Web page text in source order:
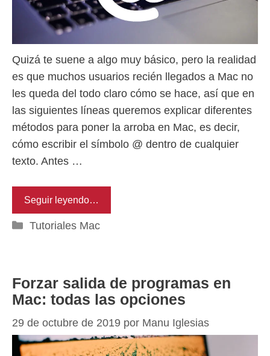
Quizá te suene a algo muy básico, pero la realidad
es que muchos usuarios recién llegados a Mac no
les queda del todo claro cómo se hace, así que en
las siguientes líneas queremos explicar diferentes
métodos para poner la arroba en Mac, es decir,
cómo escribir el símbolo @ dentro de cualquier
texto. Antes …
Seguir leyendo…
Categorías
Tutoriales Mac
Forzar salida de programas en
Mac: todas las opciones
29 de octubre de 2019 por Manu Iglesias